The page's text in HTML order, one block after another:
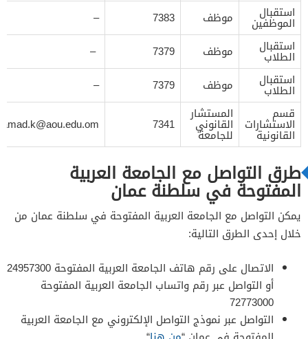
استقبال
الموظفين موظف 7383
–
استقبال
الطلاب موظف 7379
–
استقبال
الطلاب موظف 7379
–
قسم
الاستشارات
القانونية
المستشار
القانوني
للجامعة
7341
طرق التواصل مع الجامعة العربية
المفتوحة في سلطنة عمان
يمكن التواصل مع الجامعة العربية المفتوحة في سلطنة عمان من
خلال إحدى الطرق التالية:
الاتصال على رقم هاتف الجامعة العربية المفتوحة 24957300
أو التواصل عبر رقم واتساب الجامعة العربية المفتوحة
72773000
التواصل عبر نموذج التواصل الإلكتروني مع الجامعة العربية